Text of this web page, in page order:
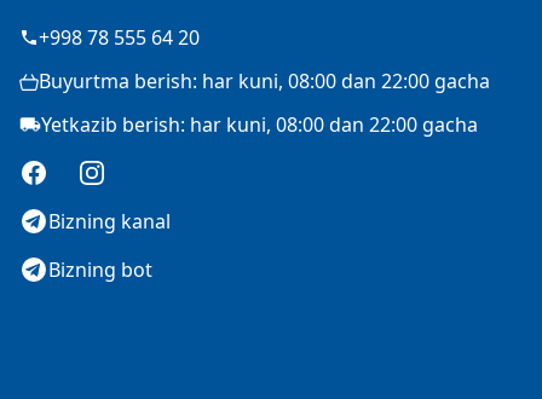
+998 78 555 64 20
Buyurtma berish: har kuni, 08:00 dan 22:00 gacha
Yetkazib berish: har kuni, 08:00 dan 22:00 gacha
FacebookInstagram
Bizning kanal
Bizning bot